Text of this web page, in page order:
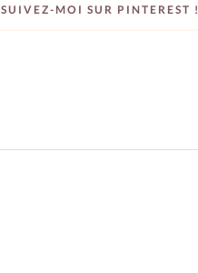
SUIVEZ-MOI SUR PINTEREST !